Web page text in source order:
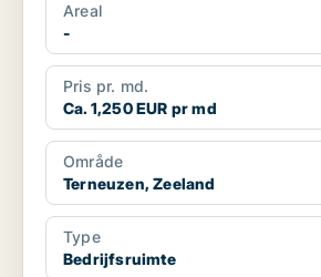
Areal
-
Pris pr. md.
Ca. 1,250 EUR pr md
Område
Terneuzen, Zeeland
Type
Bedrijfsruimte